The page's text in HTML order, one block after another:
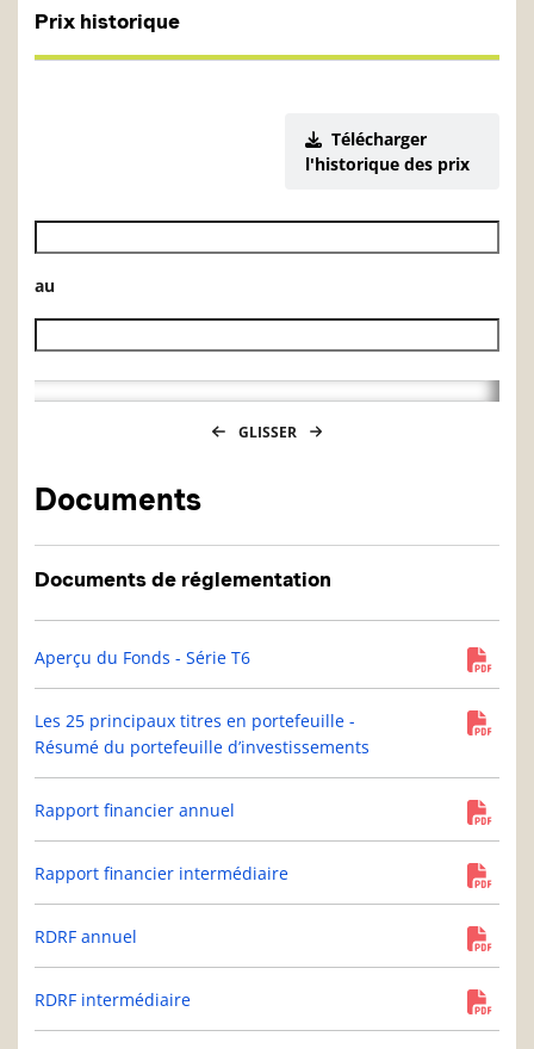
Prix historique
Télécharger
l'historique des prix
Date de début de l’historique des VL
au
Date de fin de l’historique des VL
GLISSER
Documents
Documents de réglementation
Aperçu du Fonds - Série T6
Les 25 principaux titres en portefeuille -
Résumé du portefeuille d’investissements
Rapport financier annuel
Rapport financier intermédiaire
RDRF annuel
RDRF intermédiaire